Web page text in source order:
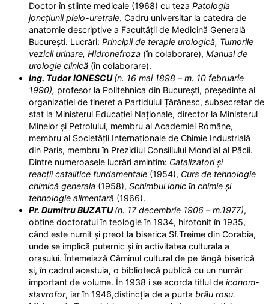
Doctor în științe medicale (1968) cu teza Patologia
joncțiunii pielo-uretrale. Cadru universitar la catedra de
anatomie descriptive a Facultății de Medicină Generală
București. Lucrări: Principii de terapie urologică, Tumorile
vezicii urinare, Hidronefroza (în colaborare), Manual de
urologie clinică (în colaborare).
Ing. Tudor IONESCU (n. 16 mai 1898 – m. 10 februarie
1990), profesor la Politehnica din București, președinte al
organizației de tineret a Partidului Țărănesc, subsecretar de
stat la Ministerul Educației Naționale, director la Ministerul
Minelor și Petrolului, membru al Academiei Române,
membru al Societății Internaționale de Chimie Industrială
din Paris, membru în Prezidiul Consiliului Mondial al Păcii.
Dintre numeroasele lucrări amintim: Catalizatori și
reacții catalitice fundamentale (1954), Curs de tehnologie
chimică generala (1958), Schimbul ionic în chimie și
tehnologie alimentară (1966).
Pr. Dumitru BUZATU(n. 17 decembrie 1906 – m.1977),
obține doctoratul în teologie în 1934, hirotonit în 1935,
când este numit și preot la biserica Sf.Treime din Corabia,
unde se implică puternic și în activitatea culturala a
orașului. Întemeiază Căminul cultural de pe lângă biserică
și, în cadrul acestuia, o bibliotecă publică cu un număr
important de volume. În 1938 i se acorda titlul de iconom-
stavrofor, iar în 1946,distincția de a purta brâu rosu.